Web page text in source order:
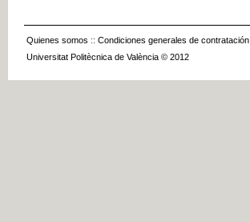
Quienes somos :: Condiciones generales de contratación
Universitat Politècnica de València © 2012